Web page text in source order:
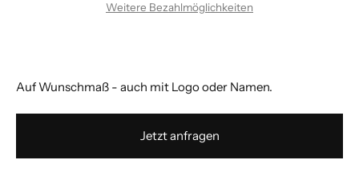
Weitere Bezahlmöglichkeiten
Auf Wunschmaß - auch mit Logo oder Namen.
Jetzt anfragen